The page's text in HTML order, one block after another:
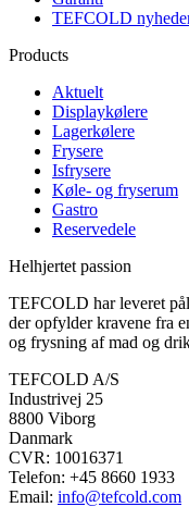
TEFCOLD
Products
Aktuelt
Displaykølere
Lagerkølere
Frysere
Isfrysere
Køle- og fryserum
Gastro
Reservedele
Helhjertet passion
TEFCOLD har leveret
der opfylder kravene fra
og frysning af mad og
TEFCOLD A/S
Industrivej 25
8800 Viborg
Danmark
CVR: 10016371
Telefon: +45 8660 1933
Email: info@tefcold.com